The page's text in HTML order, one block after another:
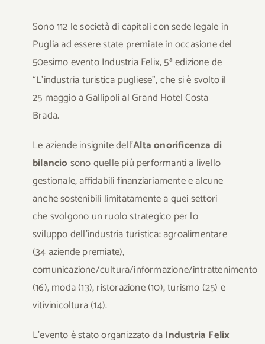
Sono 112 le società di capitali con sede legale in
Puglia ad essere state premiate in occasione del
50esimo evento Industria Felix, 5ª edizione de
“L’industria turistica pugliese”, che si è svolto il
25 maggio a Gallipoli al Grand Hotel Costa
Brada.
Le aziende insignite dell’Alta onorificenza di
bilanciosono quelle più performanti a livello
gestionale, affidabili finanziariamente e alcune
anche sostenibili limitatamente a quei settori
che svolgono un ruolo strategico per lo
sviluppo dell’industria turistica: agroalimentare
(34 aziende premiate),
comunicazione/cultura/informazione/intrattenimento
(16), moda (13), ristorazione (10), turismo (25) e
vitivinicoltura (14).
L’evento è stato organizzato daIndustria Felix